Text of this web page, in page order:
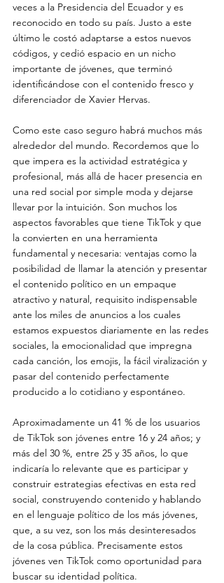
veces a la Presidencia del Ecuador y es
reconocido en todo su país. Justo a este
último le costó adaptarse a estos nuevos
códigos, y cedió espacio en un nicho
importante de jóvenes, que terminó
identificándose con el contenido fresco y
diferenciador de Xavier Hervas.
Como este caso seguro habrá muchos más
alrededor del mundo. Recordemos que lo
que impera es la actividad estratégica y
profesional, más allá de hacer presencia en
una red social por simple moda y dejarse
llevar por la intuición. Son muchos los
aspectos favorables que tiene TikTok y que
la convierten en una herramienta
fundamental y necesaria: ventajas como la
posibilidad de llamar la atención y presentar
el contenido político en un empaque
atractivo y natural, requisito indispensable
ante los miles de anuncios a los cuales
estamos expuestos diariamente en las redes
sociales, la emocionalidad que impregna
cada canción, los emojis, la fácil viralización y
pasar del contenido perfectamente
producido a lo cotidiano y espontáneo.
Aproximadamente un 41 % de los usuarios
de TikTok son jóvenes entre 16 y 24 años; y
más del 30 %, entre 25 y 35 años, lo que
indicaría lo relevante que es participar y
construir estrategias efectivas en esta red
social, construyendo contenido y hablando
en el lenguaje político de los más jóvenes,
que, a su vez, son los más desinteresados
de la cosa pública. Precisamente estos
jóvenes ven TikTok como oportunidad para
buscar su identidad política.